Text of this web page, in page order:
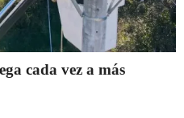
cada vez a más